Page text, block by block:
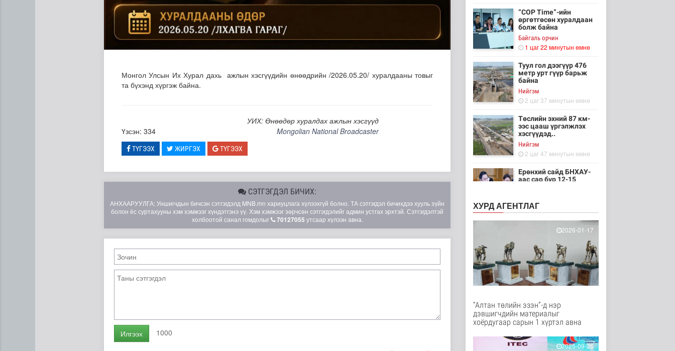
Төслийн эхний 87 км-ээс цааш үргэлжлэх хэсгүүдэд төмөр замын дээд бүтцийн ажил..
Монгол Улсын Их Хурал дахь ажлын хэсгүүдийн өнөөдрийн /2026.05.20/ хуралдааны товыг
та бүхэнд хүргэж байна.
УИХ: Өнөөдөр хуралдах ажлын хэсгүүд
Үзсэн: 334
Mongolian National Broadcaster
ТҮГЭЭХ ЖИРГЭХ ТҮГЭЭХ
СЭТГЭГДЭЛ БИЧИХ:
АНХААРУУЛГА: Уншигчдын бичсэн сэтгэгдэлд MNB.mn хариуцлага хүлээхгүй болно. ТА сэтгэгдэл бичихдээ хууль зүйн
болон ёс суртахууны хэм хэмжээг хүндэтгэнэ үү. Хэм хэмжээг зөрчсөн сэтгэгдэлийг админ устгах эрхтэй. Сэтгэгдэлтэй
холбоотой санал гомдолыг
70127055 утсаар хүлээн авна.
Илгээх 1000
“COP Time”-ийн
өргөтгөсөн хуралдаан
болж байна
Байгаль орчин
1 цаг 22 минутын өмнө
Туул гол дээгүүр 476
метр урт гүүр барьж
байна
Нийгэм
2 цаг 37 минутын өмнө
Төслийн эхний 87 км-
ээс цааш үргэлжлэх
хэсгүүдэд..
Нийгэм
2 цаг 47 минутын өмнө
Ерөнхий сайд БНХАУ-
аас сар бүр 12-15
2 цаг 53 минутын өмнө
Газар чөлөөлөлт, нөхөн
олговрын асуудлыг
Нийгэм
2 цаг 56 минутын өмнө
Бамбай хоншоорт
могойд хатгуулахаас
Эрүүл мэнд
4 цаг 3 минутын өмнө
эмнэлгийн салбарын
өрсөлдөх чадва..
ХУРД АГЕНТЛАГ
2026-01-17
“Алтан төлийн эзэн”-д нэр
дэвшигчдийн материалыг
хоёрдугаар сарын 1 хүртэл авна
2025-09-26